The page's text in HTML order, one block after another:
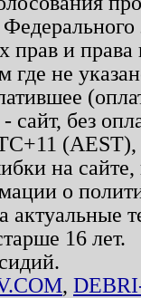
прав и
где не
сайт, без
на
о
актуальные
16 лет.
,